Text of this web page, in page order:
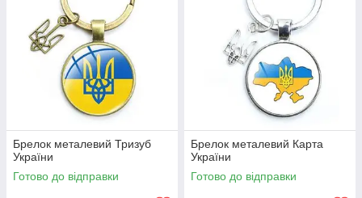
Брелок металевий Тризуб
України
Готово до відправки
Брелок металевий Карта
України
Готово до відправки